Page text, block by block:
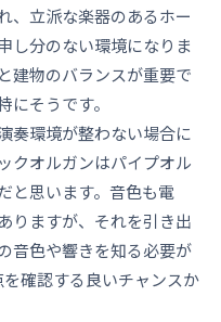
、立派な楽器のあるホー
し分のない環境になりま
建物のバランスが重要で
そうです。
奏環境が整わない場合に
クオルガンはパイプオル
と思います。音色も電
りますが、それを引き出
音色や響きを知る必要が
確認する良いチャンスか